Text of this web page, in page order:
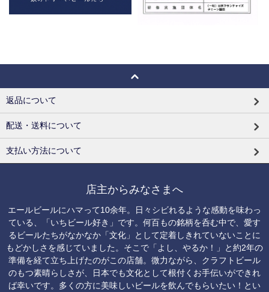
返品について
配送・送料について
支払い方法について
店主からみなさまへ
エールビールにハマって10余年。日々シビれるような感動を味わっ
ている、「いちビール好き」です。何百もの銘柄を呑む中で、愛す
るビールたちがなかなか「文化」として定着しきれていないことに
もどかしさを感じていました。そこで「よし、やるか！」と約2年の
準備を経て立ち上げたのがこの店舗。微力ながら、クラフトビール
のもつ素晴らしさが、日本でも文化として根付くお手伝いができれ
ば幸いです。多くの方に美味しいビールを飲んでもらいたい！とい